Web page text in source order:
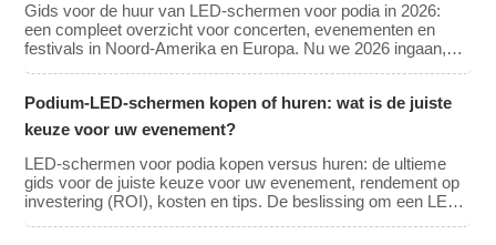
Gids voor de huur van LED-schermen voor podia in 2026:
een compleet overzicht voor concerten, evenementen en
festivals in Noord-Amerika en Europa. Nu we 2026 ingaan,
Hoewel de huurprijzen voor losse panelen licht zijn gedaald
dankzij efficiëntere productieprocessen, blijft de vraag naar
Podium-LED-schermen kopen of huren: wat is de juiste
keuze voor uw evenement?
LED-schermen voor podia kopen versus huren: de ultieme
gids voor de juiste keuze voor uw evenement, rendement op
investering (ROI), kosten en tips. De beslissing om een ​​LED-